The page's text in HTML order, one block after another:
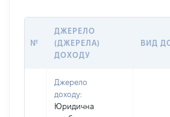
№
ДЖЕРЕЛО
(ДЖЕРЕЛА)
ДОХОДУ
ВИД
Джерело
доходу:
Юридична